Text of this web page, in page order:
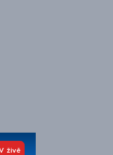
živě